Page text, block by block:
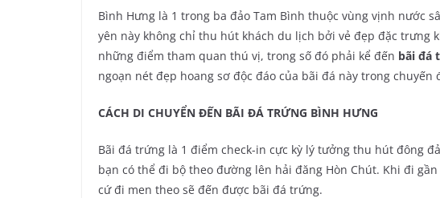
Bình Hưng là 1 trong ba đảo Tam Bình thuộc vùng vịnh nước
yên này không chỉ thu hút khách du lịch bởi vẻ đẹp đặc trưng
những điểm tham quan thú vị, trong số đó phải kể đến bãi đá
ngoạn nét đẹp hoang sơ độc đáo của bãi đá này trong chuyến
CÁCH DI CHUYỂN ĐẾN BÃI ĐÁ TRỨNG BÌNH HƯNG
Bãi đá trứng là 1 điểm check-in cực kỳ lý tưởng thu hút đông
bạn có thể đi bộ theo đường lên hải đăng Hòn Chút. Khi đi
cứ đi men theo sẽ đến được bãi đá trứng.